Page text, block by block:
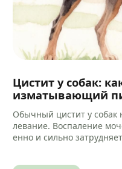
Цистит у собак:
изматывающий
Обычный цистит у собак
левание. Воспаление
енно и сильно